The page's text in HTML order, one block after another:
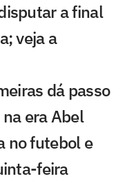
a final
veja a
dá passo
era Abel
no futebol e
feira